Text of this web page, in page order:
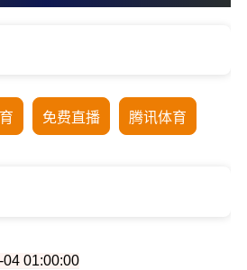
完赛
免费直播 腾讯体育
04 01:00:00